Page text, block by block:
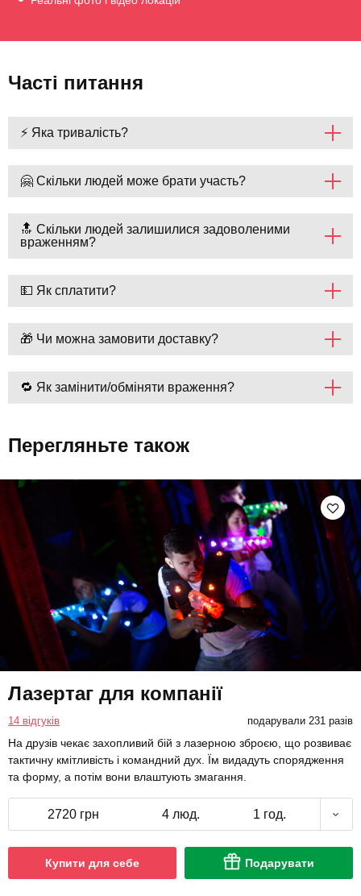
Часті питання
⚡ Яка тривалість?
🤗 Скільки людей може брати участь?
🔝 Скільки людей залишилися задоволеними
враженням?
💵 Як сплатити?
🎁 Чи можна замовити доставку?
🔁 Як замінити/обміняти враження?
Перегляньте також
Лазертаг для компанії
14 відгуків подарували 231 разів
На друзів чекає захопливий бій з лазерною зброєю, що розвиває
тактичну кмітливість і командний дух. Їм видадуть спорядження
та форму, а потім вони влаштують змагання.
2720 грн 4 люд. 1 год.
Купити для себе Подарувати